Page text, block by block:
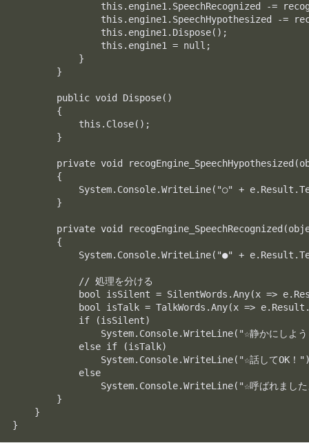
this.engine1.SpeechRecognized -=
this.engine1.SpeechHypothesized -=
                this.engine1.Dispose();
                this.engine1 = null;
            }
        }
        public void Dispose()
        {
            this.Close();
        }
private void
        {
System.Console.WriteLine("○" +
        }
private void
        {
System.Console.WriteLine("●" +
            // 処理を分ける
bool isSilent = SilentWords.Any(x =>
bool isTalk = TalkWords.Any(x =>
            if (isSilent)
System.Console.WriteLine("☆静かにしよ
            else if (isTalk)
System.Console.WriteLine("☆話してOK！
            else
System.Console.WriteLine("☆呼ばれまし
        }
    }